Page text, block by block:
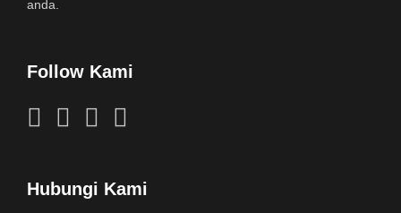
anda.
Follow Kami
Hubungi Kami